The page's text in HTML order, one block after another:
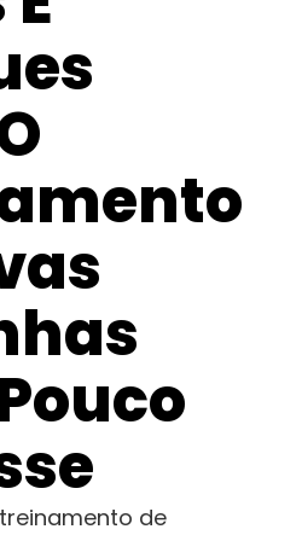
caribenha
de